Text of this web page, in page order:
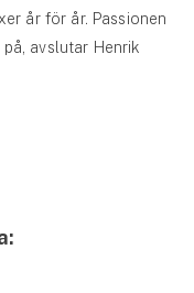
år för år. Passionen
avslutar Henrik